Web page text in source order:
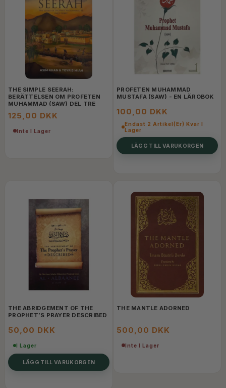
THE SIMPLE SEERAH:
BERÄTTELSEN OM PROFETEN
MUHAMMAD (SAW) DEL TRE
125,00 DKK
Inte I Lager
PROFETEN MUHAMMAD
MUSTAFA (SAW) - EN LÄROBOK
100,00 DKK
Endast 2 Artikel(er) Kvar I
Lager
LÄGG TILL VARUKORGEN
THE ABRIDGEMENT OF THE
PROPHET’S PRAYER DESCRIBED
50,00 DKK
I Lager
LÄGG TILL VARUKORGEN
THE MANTLE ADORNED
500,00 DKK
Inte I Lager